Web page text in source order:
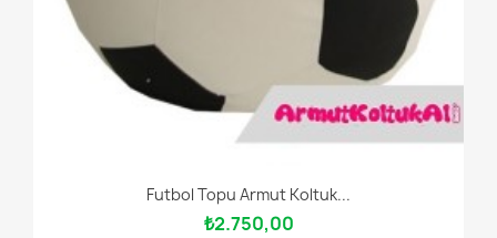
Futbol Topu Armut Koltuk...
₺2.750,00